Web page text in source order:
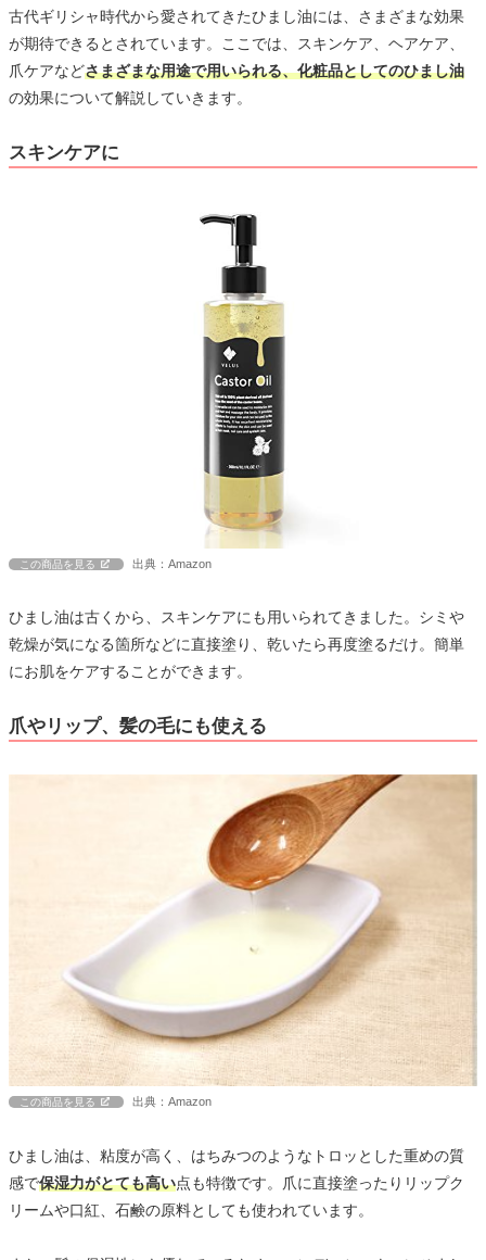
古代ギリシャ時代から愛されてきたひまし油には、さまざまな効果
が期待できるとされています。ここでは、スキンケア、ヘアケア、
爪ケアなどさまざまな用途で用いられる、化粧品としてのひまし油
の効果について解説していきます。
スキンケアに
この商品を見る 出典：Amazon
ひまし油は古くから、スキンケアにも用いられてきました。シミや
乾燥が気になる箇所などに直接塗り、乾いたら再度塗るだけ。簡単
にお肌をケアすることができます。
爪やリップ、髪の毛にも使える
この商品を見る 出典：Amazon
ひまし油は、粘度が高く、はちみつのようなトロッとした重めの質
感で保湿力がとても高い点も特徴です。爪に直接塗ったりリップク
リームや口紅、石鹸の原料としても使われています。